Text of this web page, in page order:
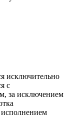
исключительно
с
за исключением
исполнением